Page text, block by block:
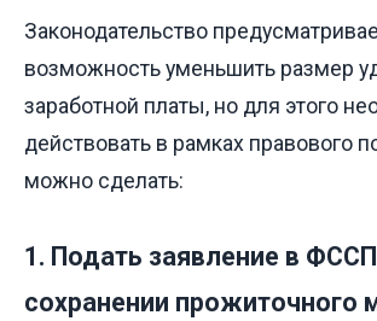
Законодательство
возможность уменьшить размер
заработной платы, но для этого
действовать в рамках правового
можно сделать:
1. Подать заявление в
сохранении прожиточного